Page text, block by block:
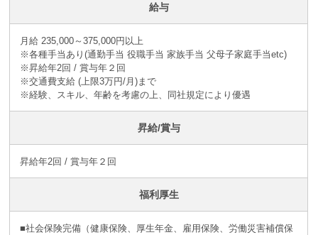
給与
月給 235,000～375,000円以上
※各種手当あり(通勤手当 役職手当 家族手当 父母子家庭手当etc)
※昇給年2回 / 賞与年２回
※交通費支給 (上限3万円/月)まで
※経験、スキル、年齢を考慮の上、同社規定により優遇
昇給/賞与
昇給年2回 / 賞与年２回
福利厚生
■社会保険完備（健康保険、厚生年金、雇用保険、労働災害補償保